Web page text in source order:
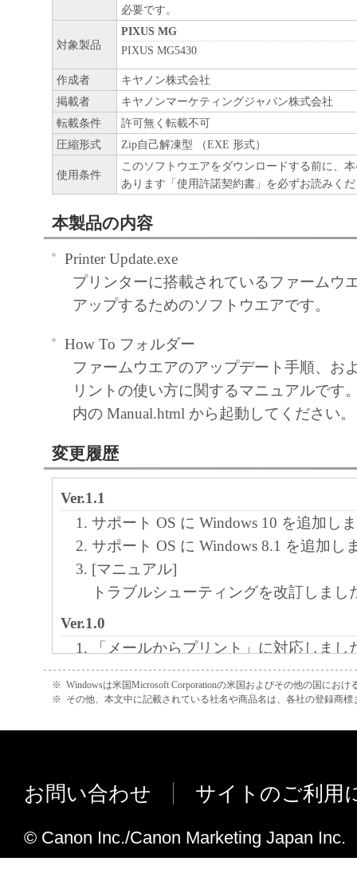
必要です。
対象製品
PIXUS MG
PIXUS MG5430
作成者
キヤノン株式会社
掲載者
キヤノンマーケティングジャパン株式会社
転載条件
許可無く転載不可
圧縮形式
Zip自己解凍型 （EXE 形式）
使用条件
このソフトウエアをダウンロードする前に、
あります「使用許諾契約書」を必ずお読みく
本製品の内容
Printer Update.exe
プリンターに搭載されているファームウ
アップするためのソフトウエアです。
How To フォルダー
ファームウエアのアップデート手順、お
リントの使い方に関するマニュアルです
内の Manual.html から起動してください。
変更履歴
Ver.1.1
サポート OS に Windows 10 を追加し
サポート OS に Windows 8.1 を追加し
[マニュアル]
トラブルシューティングを改訂しまし
Ver.1.0
「メールからプリント」に対応しまし
メンテナンス中の動作音を低減しまし
※ Windowsは米国Microsoft Corporationの米国およびその他の国におけ
※ その他、本文中に記載されている社名や商品名は、各社の登録商標
お問い合わせ サイトのご利用
© Canon Inc./Canon Marketing Japan Inc.